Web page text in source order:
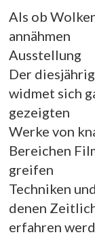
Als ob
annähmen
Ausstellung
Der
widmet sich
gezeigten
Werke von
Bereichen
greifen
Techniken
denen
erfahren